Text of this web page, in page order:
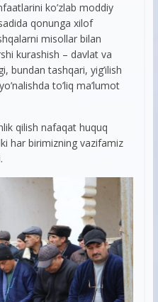
ko’zlab moddiy
qonunga xilof
misollar bilan
kurashish – davlat va
bundan tashqari, yig’ilish
to’liq ma’lumot
qilish nafaqat huquq
har birimizning vazifamiz